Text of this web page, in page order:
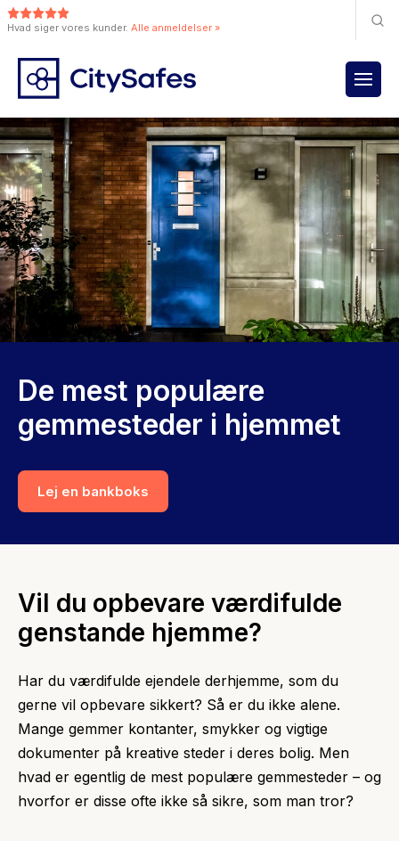
Hvad siger vores kunder. Alle anmeldelser »
De mest populære
gemmesteder i hjemmet
Lej en bankboks
Vil du opbevare værdifulde
genstande hjemme?
Har du værdifulde ejendele derhjemme, som du
gerne vil opbevare sikkert? Så er du ikke alene.
Mange gemmer kontanter, smykker og vigtige
dokumenter på kreative steder i deres bolig. Men
hvad er egentlig de mest populære gemmesteder – og
hvorfor er disse ofte ikke så sikre, som man tror?